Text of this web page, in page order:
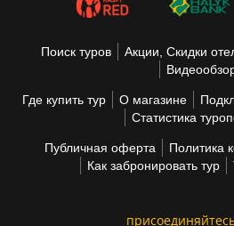
Поиск туров Акции, Скидки
Где купить тур О магазине
Статистика
Публичная оферта
Политика
Как забронировать тур